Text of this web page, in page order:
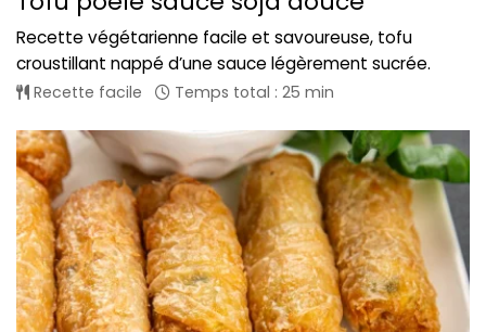
Recette végétarienne facile et savoureuse, tofu
croustillant nappé d’une sauce légèrement sucrée.
Recette facile Temps total : 25 min